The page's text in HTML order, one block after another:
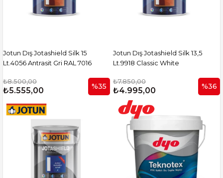
Jotun Dış Jotashield Silk 15
Lt.4056 Antrasit Gri RAL 7016
₺8.500,00
₺5.555,00 %35
Jotun Dış Jotashield Silk 13,5
Lt.9918 Classic White
₺7.850,00
₺4.995,00 %36